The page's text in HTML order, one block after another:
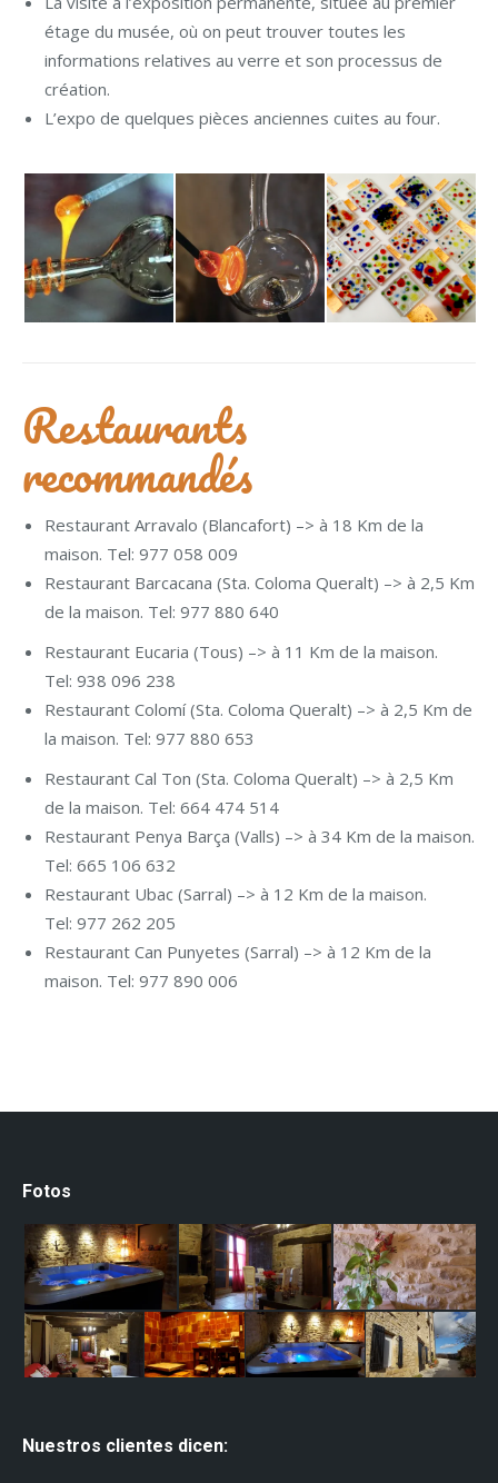
étage du musée, où on peut trouver toutes les
informations relatives au verre et son processus de
création.
L’expo de quelques pièces anciennes cuites au four.
Restaurants
recommandés
Restaurant Arravalo (Blancafort) –> à 18 Km de la
maison. Tel: 977 058 009
Restaurant Barcacana (Sta. Coloma Queralt) –> à 2,5 Km
de la maison. Tel: 977 880 640
Restaurant Eucaria (Tous) –> à 11 Km de la maison.
Tel: 938 096 238
Restaurant Colomí (Sta. Coloma Queralt) –> à 2,5 Km de
la maison. Tel: 977 880 653
Restaurant Cal Ton (Sta. Coloma Queralt) –> à 2,5 Km
de la maison. Tel: 664 474 514
Restaurant Penya Barça (Valls) –> à 34 Km de la maison.
Tel: 665 106 632
Restaurant Ubac (Sarral) –> à 12 Km de la maison.
Tel: 977 262 205
Restaurant Can Punyetes (Sarral) –> à 12 Km de la
maison. Tel: 977 890 006
Fotos
Nuestros clientes dicen: